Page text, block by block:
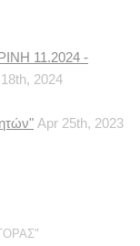
11.2024 -
2024
Apr 25th, 2023